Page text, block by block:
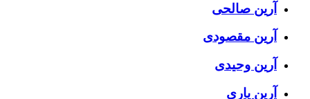
آرین صالحی
آرین مقصودی
آرین وحیدی
آرین یاری